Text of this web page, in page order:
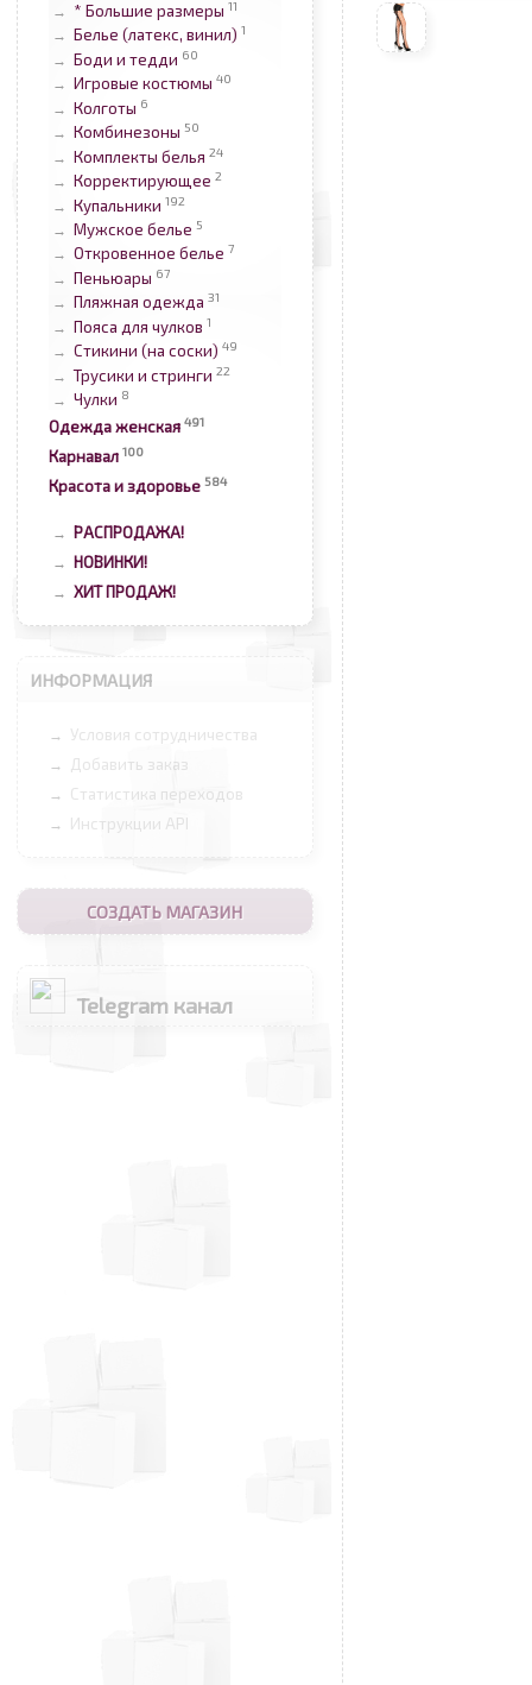
→ * Большие размеры 11
→ Белье (латекс, винил) 1
→ Боди и тедди 60
→ Игровые костюмы 40
→ Колготы 6
→ Комбинезоны 50
→ Комплекты белья 24
→ Корректирующее 2
→ Купальники 192
→ Мужское белье 5
→ Откровенное белье 7
→ Пеньюары 67
→ Пляжная одежда 31
→ Пояса для чулков 1
→ Стикини (на соски) 49
→ Трусики и стринги 22
→ Чулки 8
Одежда женская 491
Карнавал 100
Красота и здоровье 584
→ РАСПРОДАЖА!
→ НОВИНКИ!
→ ХИТ ПРОДАЖ!
ИНФОРМАЦИЯ
→ Условия сотрудничества
→ Добавить заказ
→ Статистика переходов
→ Инструкции API
СОЗДАТЬ МАГАЗИН
Telegram канал